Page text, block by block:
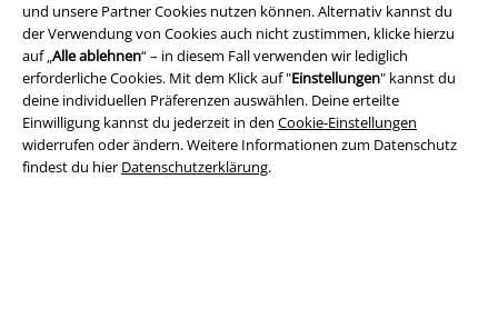
und unsere Partner Cookies nutzen können. Alternativ kannst du
der Verwendung von Cookies auch nicht zustimmen, klicke hierzu
auf „Alle ablehnen“ – in diesem Fall verwenden wir lediglich
erforderliche Cookies. Mit dem Klick auf "Einstellungen" kannst du
deine individuellen Präferenzen auswählen. Deine erteilte
Einwilligung kannst du jederzeit in den Cookie-Einstellungen
widerrufen oder ändern. Weitere Informationen zum Datenschutz
findest du hier Datenschutzerklärung.
Rechtliches
AGB
Impressum
Datenschutz